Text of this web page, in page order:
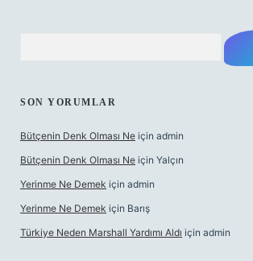
SON YORUMLAR
Bütçenin Denk Olması Ne için admin
Bütçenin Denk Olması Ne için Yalçın
Yerinme Ne Demek için admin
Yerinme Ne Demek için Barış
Türkiye Neden Marshall Yardımı Aldı için admin